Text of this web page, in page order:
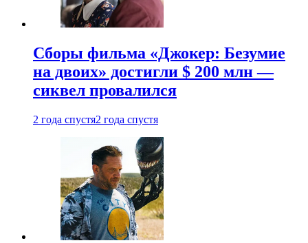
Сборы фильма «Джокер: Безумие
на двоих» достигли $ 200 млн —
сиквел провалился
2 года спустя2 года спустя